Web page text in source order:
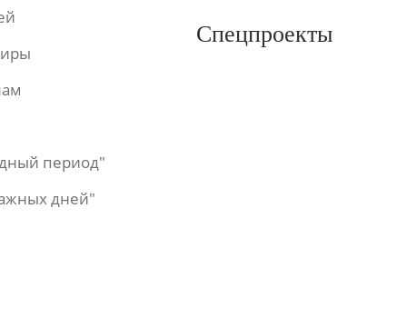
период"
дней"
Спецпроекты